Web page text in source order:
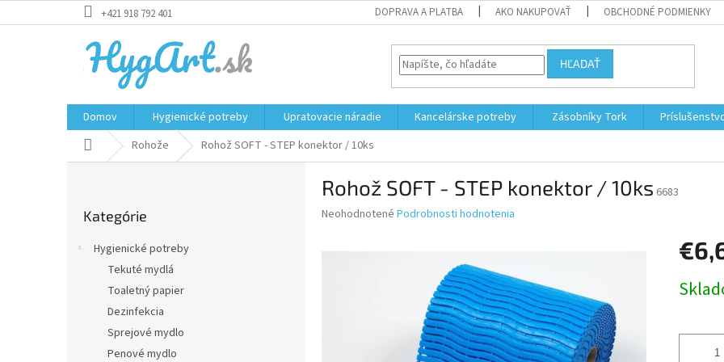
na
+421 918 792 401 DOPRAVA A PLATBA AKO NAKUPOVAŤ OBCHODNÉ PODMIENKY
HĽADAŤ
Domov Hygienické potreby Upratovacie náradie Kancelárske potreby Zásobníky Tork
DomovRohože Rohož SOFT - STEP konektor / 10ks
kategórie
Kategórie
Hygienické potreby
Tekuté mydlá
Toaletný papier
Dezinfekcia
Sprejové mydlo
Penové mydlo
Rohož SOFT - STEP konektor / 10ks 6683
Priemerné
Neohodnotené Podrobnosti hodnotenia
cena: